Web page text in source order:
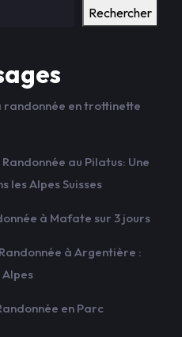
Rechercher
randonnée en trottinette
au Pilatus: Une
les Alpes Suisses
à Mafate sur 3 jours
à Argentière :
en Parc